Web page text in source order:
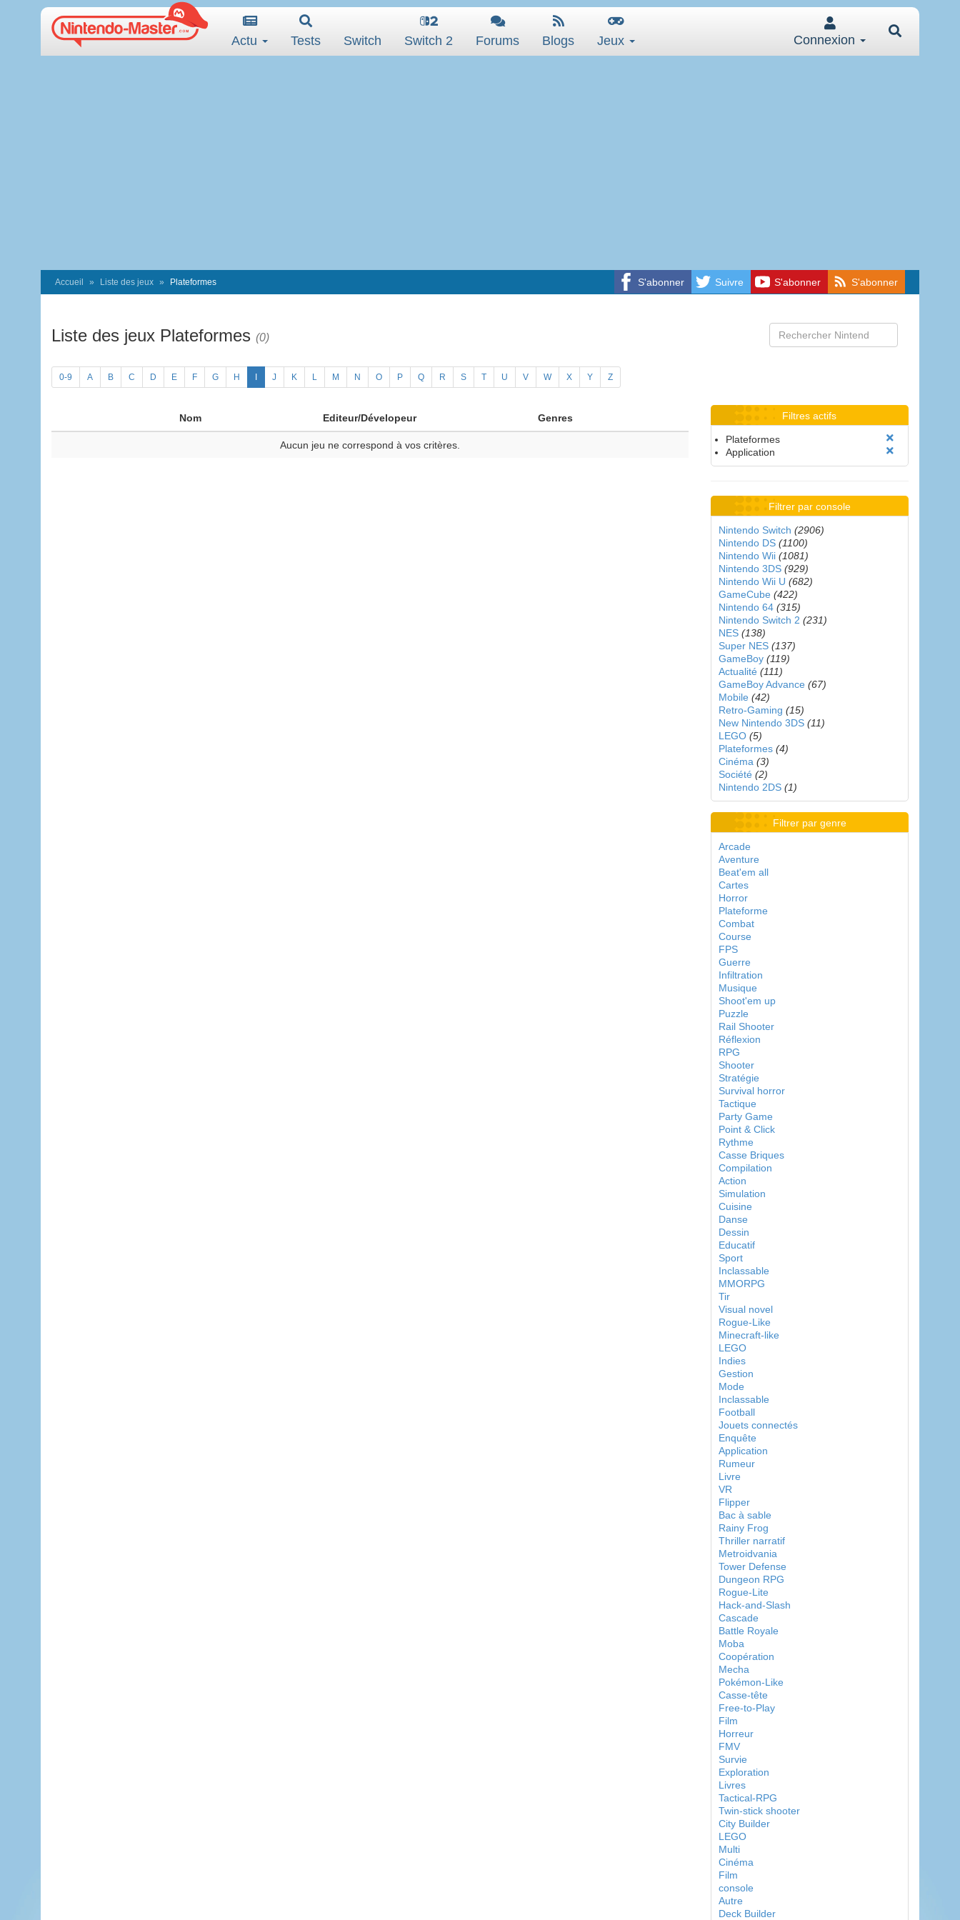
Actu Tests Switch Switch 2 Forums Blogs Jeux Connexion
S'abonner Suivre S'abonner S'abonner
Accueil Liste des jeux Plateformes
Liste des jeux Plateformes (0)
0-9 A B C D E F G H J K L M N O P Q R S T U V W X Y Z
Nom Editeur/Dévelopeur Genres
Aucun jeu ne correspond à vos critères.
Filtres actifs
Plateformes
Application
Filtrer par console
Nintendo Switch (2906)
Nintendo DS (1100)
Nintendo Wii (1081)
Nintendo 3DS (929)
Nintendo Wii U (682)
GameCube (422)
Nintendo 64 (315)
Nintendo Switch 2 (231)
NES (138)
Super NES (137)
GameBoy (119)
Actualité (111)
GameBoy Advance (67)
Mobile (42)
Retro-Gaming (15)
New Nintendo 3DS (11)
LEGO (5)
Plateformes (4)
Cinéma (3)
Société (2)
Nintendo 2DS (1)
Filtrer par genre
Arcade
Aventure
Beat'em all
Cartes
Horror
Plateforme
Combat
Course
FPS
Guerre
Infiltration
Musique
Shoot'em up
Puzzle
Rail Shooter
Réflexion
RPG
Shooter
Stratégie
Survival horror
Tactique
Party Game
Point & Click
Rythme
Casse Briques
Compilation
Action
Simulation
Cuisine
Danse
Dessin
Educatif
Sport
Inclassable
MMORPG
Tir
Visual novel
Rogue-Like
Minecraft-like
LEGO
Indies
Gestion
Mode
Inclassable
Football
Jouets connectés
Enquête
Application
Rumeur
Livre
VR
Flipper
Bac à sable
Rainy Frog
Thriller narratif
Metroidvania
Tower Defense
Dungeon RPG
Rogue-Lite
Hack-and-Slash
Cascade
Battle Royale
Moba
Coopération
Mecha
Pokémon-Like
Casse-tête
Free-to-Play
Film
Horreur
FMV
Survie
Exploration
Livres
Tactical-RPG
Twin-stick shooter
City Builder
LEGO
Multi
Cinéma
Film
console
Autre
Deck Builder